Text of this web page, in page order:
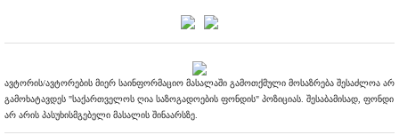
ავტორის/ავტორების მიერ საინფორმაციო მასალაში გამოთქმული მოსაზრება შესაძლოა არ
გამოხატავდეს "საქართველოს ღია საზოგადოების ფონდის" პოზიციას. შესაბამისად, ფონდი
არ არის პასუხისმგებელი მასალის შინაარსზე.